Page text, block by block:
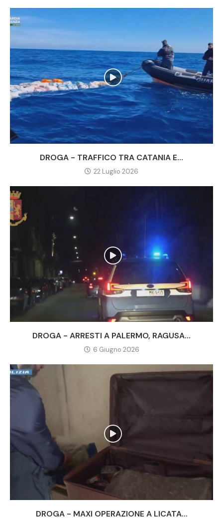
DROGA - TRAFFICO TRA CATANIA E...
22 Luglio 2026
DROGA - ARRESTI A PALERMO, RAGUSA...
6 Giugno 2026
DROGA - MAXI OPERAZIONE A LICATA...